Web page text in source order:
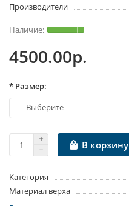
Производители
4500.00р.
* Размер:
В корзину
Категория
Материал верха